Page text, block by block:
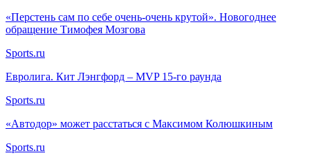
«Перстень сам по себе очень-очень крутой». Новогоднее
обращение Тимофея Мозгова
Sports.ru
Евролига. Кит Лэнгфорд – MVP 15-го раунда
Sports.ru
«Автодор» может расстаться с Максимом Колюшкиным
Sports.ru